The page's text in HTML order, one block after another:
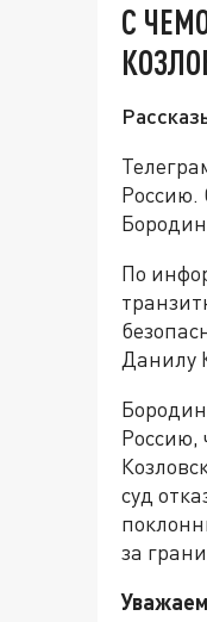
С
Россию.
По
Данилу
Россию,
суд
за